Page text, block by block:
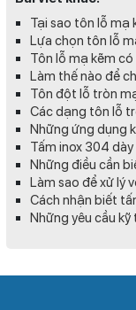
Tại sao tôn lỗ mạ
Lựa chọn tôn lỗ
Tôn lỗ mạ kẽm
Làm thế nào để
Tôn đột lỗ tròn
Các dạng tôn lỗ
Những ứng dụng
Tấm inox 304
Những điều cần
Làm sao để xử lý
Cách nhận biết
Những yêu cầu